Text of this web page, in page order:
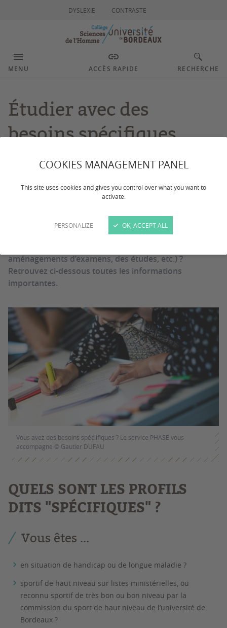
COOKIES MANAGEMENT PANEL
This site uses cookies and gives you control over what you want to
activate.
PERSONALIZE OK, ACCEPT ALL
DYSLEXIE CONTRASTE
MENU ACCÈS RAPIDE RECHERCHE
Étudier avec des
besoins spécifiques
Dernière mise à jour : le 13/02/2026
CONTACTS
Vous avez des besoins spécifiques ? Vous avez besoin
aménagements d’examens, des études, etc.) ?
Retrouvez ci-dessous toutes les informations
importantes.
Vous avez des besoins spéciifiques ? Le service PHASE vous
accompagne © Gautier DUFAU
QUELS SONT LES PROFILS
DITS "SPÉCIFIQUES" ?
Vous êtes ...
en situation de handicap ou de longue maladie ?
sportif de haut niveau sur listes ministérielles, ou
reconnu sportif de très bon ou bon niveau par la
commission du sport de haut niveau de l’université de
Bordeaux ?